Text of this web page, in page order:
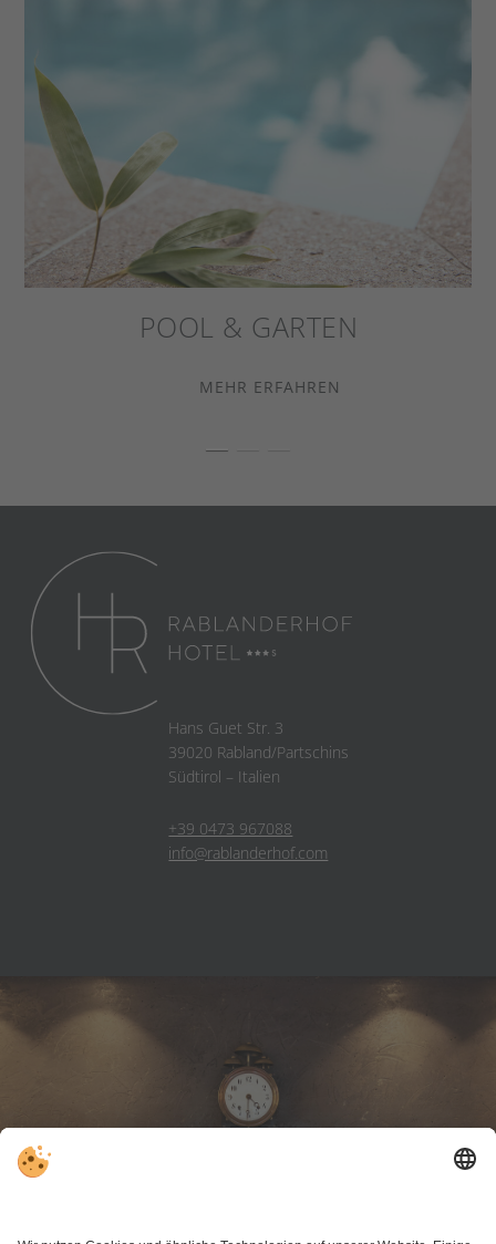
POOL & GARTEN
MEHR ERFAHREN
Hans Guet Str. 3
39020 Rabland/Partschins
Südtirol – Italien
+39 0473 967088
info@rablanderhof.com